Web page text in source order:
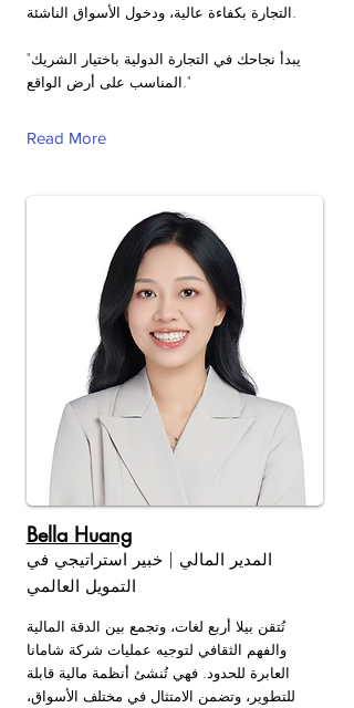
التجارة بكفاءة عالية، ودخول الأسواق الناشئة.
"يبدأ نجاحك في التجارة الدولية باختيار الشريك
المناسب على أرض الواقع."
Read More
Bella Huang
المدير المالي | خبير استراتيجي في
التمويل العالمي
تُتقن بيلا أربع لغات، وتجمع بين الدقة المالية
والفهم الثقافي لتوجيه عمليات شركة شامانا
العابرة للحدود. فهي تُنشئ أنظمة مالية قابلة
للتطوير، وتضمن الامتثال في مختلف الأسواق،